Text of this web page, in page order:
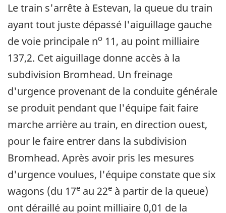
Le train s'arrête à Estevan, la queue du train
ayant tout juste dépassé l'aiguillage gauche
de voie principale no 11, au point milliaire
137,2. Cet aiguillage donne accès à la
subdivision Bromhead. Un freinage
d'urgence provenant de la conduite générale
se produit pendant que l'équipe fait faire
marche arrière au train, en direction ouest,
pour le faire entrer dans la subdivision
Bromhead. Après avoir pris les mesures
d'urgence voulues, l'équipe constate que six
wagons (du 17e au 22e à partir de la queue)
ont déraillé au point milliaire 0,01 de la